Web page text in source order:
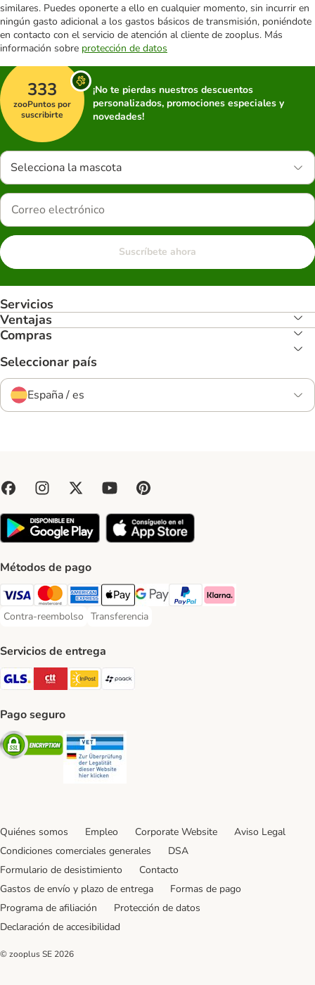
similares. Puedes oponerte a ello en cualquier momento, sin incurrir en
ningún gasto adicional a los gastos básicos de transmisión, poniéndote
en contacto con el servicio de atención al cliente de zooplus. Más
información sobre protección de datos
333
zooPuntos por
suscribirte
¡No te pierdas nuestros descuentos
personalizados, promociones especiales y
novedades!
Selecciona la mascota
Suscríbete ahora
Servicios
Ventajas
Compras
Seleccionar país
España / es
Métodos de pago
Visa Payment Method
Mastercard Payment Method
American Express Payment Method
Apple Pay Payment Method
Google Pay Payment Method
PayPal Payment Method
Klarna Payment Method
Contra-reembolso
Contra-reembolso Payment Method
Transferencia
Transferencia Payment Method
Servicios de entrega
GLS Shipping Method
CTTExpress Shipping Method
InPost Shipping Method
paack Shipping Method
Pago seguro
Security
Quiénes somos Empleo Corporate Website
Aviso Legal
Condiciones comerciales generales
DSA
Formulario de desistimiento
Contacto
Gastos de envío y plazo de entrega
Formas de pago
Programa de afiliación
Protección de datos
Declaración de accesibilidad
© zooplus SE 2026